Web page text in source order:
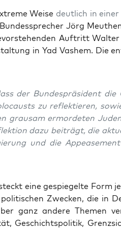
Wei­se deut­lich in
Jörg
Auf­tritt
in Yad Vas­hem. Die
der Bun­des­prä­si­dent die
zu reflek­tie­ren,
grau­sam ermor­de­ten
dazu bei­trägt, die
und die
eine gespie­gel­te Form
Zwe­cken, die in
ganz ande­re The­men
Geschichts­po­li­tik,